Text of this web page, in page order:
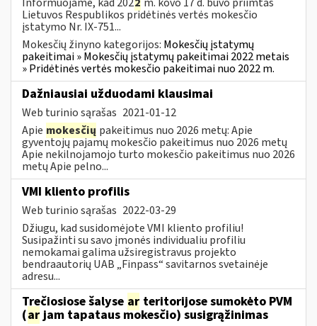
Lietuvos Respublikos pridėtinės vertės mokesčio
įstatymo Nr. IX-751...
Mokesčių žinyno kategorijos: Mokesčių įstatymų
pakeitimai » Mokesčių įstatymų pakeitimai 2022 metais
» Pridėtinės vertės mokesčio pakeitimai nuo 2022 m.
Dažniausiai užduodami klausimai
Web turinio sąrašas 2021-01-12
Apie mokesčių pakeitimus nuo 2026 metų: Apie
gyventojų pajamų mokesčio pakeitimus nuo 2026 metų
Apie nekilnojamojo turto mokesčio pakeitimus nuo 2026
metų Apie pelno...
VMI kliento profilis
Web turinio sąrašas 2022-03-29
Džiugu, kad susidomėjote VMI kliento profiliu!
Susipažinti su savo įmonės individualiu profiliu
nemokamai galima užsiregistravus projekto
bendraautorių UAB „Finpass“ savitarnos svetainėje
adresu...
Trečiosiose šalyse ar teritorijose sumokėto PVM
(arjam tapataus mokesčio) susigrąžinimas